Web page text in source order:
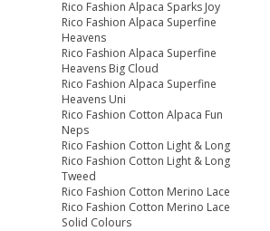
Rico Fashion Alpaca Sparks Joy
Rico Fashion Alpaca Superfine
Heavens
Rico Fashion Alpaca Superfine
Heavens Big Cloud
Rico Fashion Alpaca Superfine
Heavens Uni
Rico Fashion Cotton Alpaca Fun
Neps
Rico Fashion Cotton Light & Long
Rico Fashion Cotton Light & Long
Tweed
Rico Fashion Cotton Merino Lace
Rico Fashion Cotton Merino Lace
Solid Colours